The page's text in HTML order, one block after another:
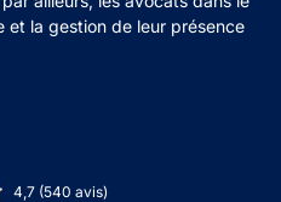
et la gestion de leur présence
4,7 (540 avis)